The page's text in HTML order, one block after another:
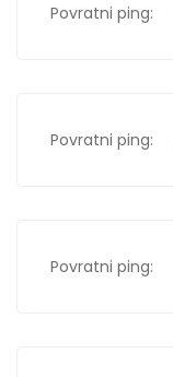
Povratni ping:
Povratni ping:
Povratni ping: